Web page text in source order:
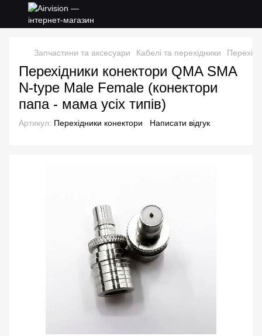
Запчастини та аксесуари Кабелі та перехідники
Перехідники конектори QMA SMA
N-type Male Female (конектори
папа - мама усіх типів)
Артикул: Перехідники конектори Написати відгук